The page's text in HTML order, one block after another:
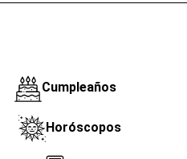
Cumpleaños
Horóscopos